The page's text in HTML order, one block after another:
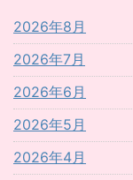
2026年8月
2026年7月
2026年6月
2026年5月
2026年4月